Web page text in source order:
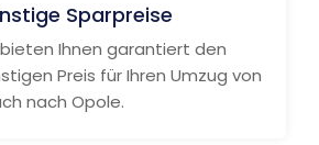
Sparpreise
Ihnen garantiert den
Preis für Ihren Umzug von
nach Opole.